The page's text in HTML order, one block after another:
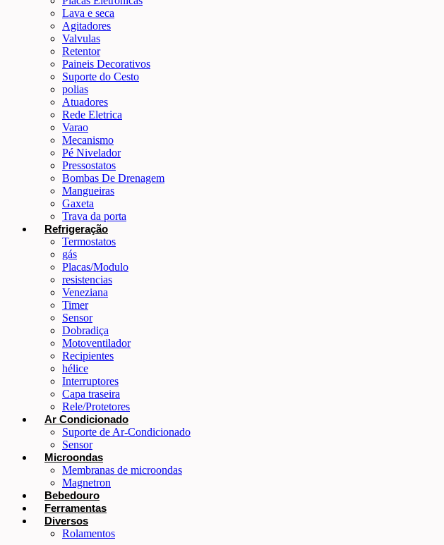
Lava e seca
Agitadores
Valvulas
Retentor
Paineis Decorativos
Suporte do Cesto
polias
Atuadores
Rede Eletrica
Varao
Mecanismo
Pé Nivelador
Pressostatos
Bombas De Drenagem
Mangueiras
Gaxeta
Trava da porta
Refrigeração
Termostatos
gás
Placas/Modulo
resistencias
Veneziana
Timer
Sensor
Dobradiça
Motoventilador
Recipientes
hélice
Interruptores
Capa traseira
Rele/Protetores
Ar Condicionado
Suporte de Ar-Condicionado
Sensor
Microondas
Membranas de microondas
Magnetron
Bebedouro
Ferramentas
Diversos
Rolamentos